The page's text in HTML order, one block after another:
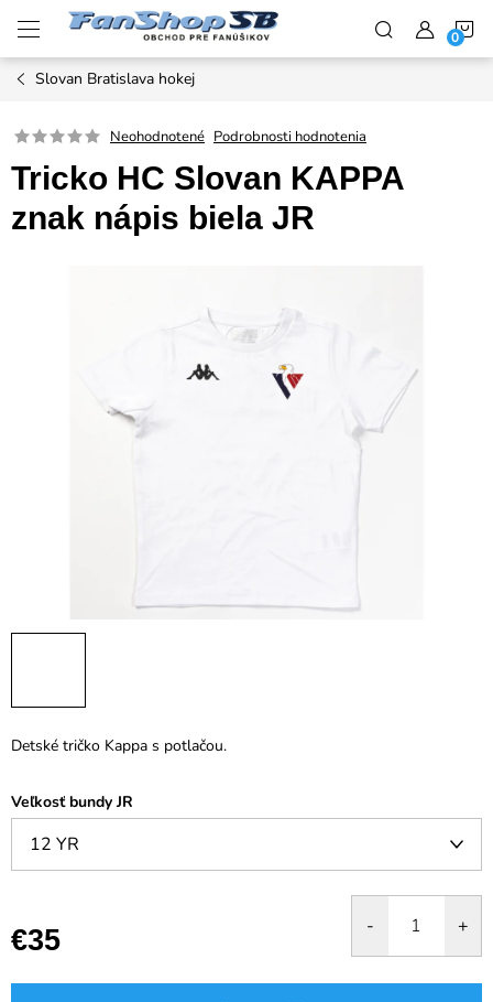
obsah
Slovan Bratislava hokej
Neohodnotené Podrobnosti hodnotenia
Tricko HC Slovan KAPPA
znak nápis biela JR
Detské tričko Kappa s potlačou.
Veľkosť bundy JR
€35
cena: